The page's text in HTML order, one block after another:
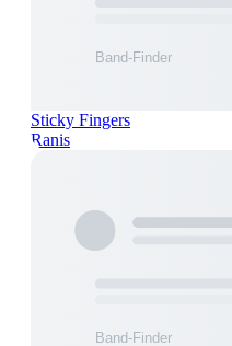
Sticky Fingers
Ranis